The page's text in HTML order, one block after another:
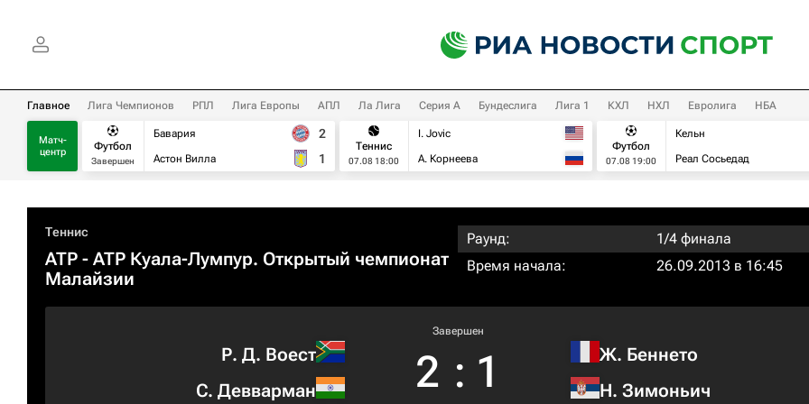
Главное Лига Чемпионов РПЛ Лига Европы АПЛ Ла Лига Серия А Бундеслига Лига 1 КХЛ НХЛ Евролига НБА
Матч-
центр
Футбол
Завершен
Бавария
Астон Вилла
2
1
Теннис
07.08 18:00
I. Jovic
А. Корнеева
Футбол
07.08 19:00
Кельн
Реал Сосьедад
Теннис
ATP - ATP Куала-Лумпур. Открытый чемпионат
Малайзии
Раунд:
1/4 финала
Время начала:
26.09.2013 в 16:45
Р. Д. Воест
С. Девварман
Завершен
2 : 1
Ж. Беннето
Н. Зимоньич